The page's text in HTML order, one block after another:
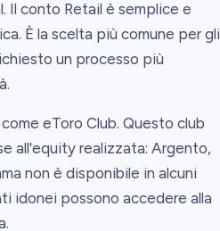
Il conto Retail è semplice e
È la scelta più comune per gli
un processo più
eToro Club. Questo club
all'equity realizzata: Argento,
non è disponibile in alcuni
idonei possono accedere alla